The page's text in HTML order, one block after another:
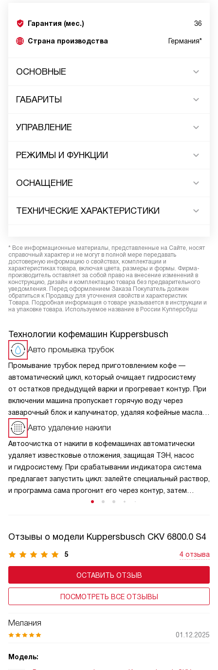
Гарантия (мес.) 36
Страна производства Германия*
ОСНОВНЫЕ
ГАБАРИТЫ
УПРАВЛЕНИЕ
РЕЖИМЫ И ФУНКЦИИ
ОСНАЩЕНИЕ
ТЕХНИЧЕСКИЕ ХАРАКТЕРИСТИКИ
* Все информационные материалы, представленные на Сайте, носят
справочный характер и не могут в полной мере передавать
достоверную информацию о свойствах, комплектации и
характеристиках товара, включая цвета, размеры и формы. Фирма-
производитель оставляет за собой право на внесение изменений в
конструкцию, дизайн и комплектацию товара без предварительного
уведомления. Перед оформлением Заказа Покупатель должен
обратиться к Продавцу для уточнения свойств и характеристик
Товара. Подробная информация о товаре указывается в инструкции и
на упаковке товара. Используемое название в России Купперсбуш
Технологии кофемашин Kuppersbusch
Авто промывка трубок
Промывание трубок перед приготовлением кофе —
автоматический цикл, который очищает гидросистему
от остатков предыдущей варки и прогревает контур. При
включении машина пропускает горячую воду через
заварочный блок и капучинатор, удаляя кофейные масла
и накипь. Это гарантирует чистый вкус без посторонних
примесей, стабильную температуру экстракции и гигиену.
Функция запускается автоматически или вручную,
занимает несколько секунд.
Авто удаление накипи
Автоочистка от накипи в кофемашинах автоматически
удаляет известковые отложения, защищая ТЭН, насос
и гидросистему. При срабатывании индикатора система
предлагает запустить цикл: залейте специальный раствор,
и программа сама прогонит его через контур, затем
выполнит промывку водой. Это предотвращает перегрев,
инструкции и не игнорируйте напоминания — регулярная
Отзывы о модели Kuppersbusch CKV 6800.0 S4
5 4 отзыва
ОСТАВИТЬ ОТЗЫВ
ПОСМОТРЕТЬ ВСЕ ОТЗЫВЫ
Мелания
01.12.2025
Модель: